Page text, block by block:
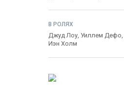
В РОЛЯХ
Джуд Лоу, Уиллем Дефо,
Иэн Холм